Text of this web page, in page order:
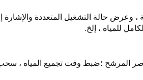
، وعرض حالة التشغيل المتعددة
للمياه ، إلخ.